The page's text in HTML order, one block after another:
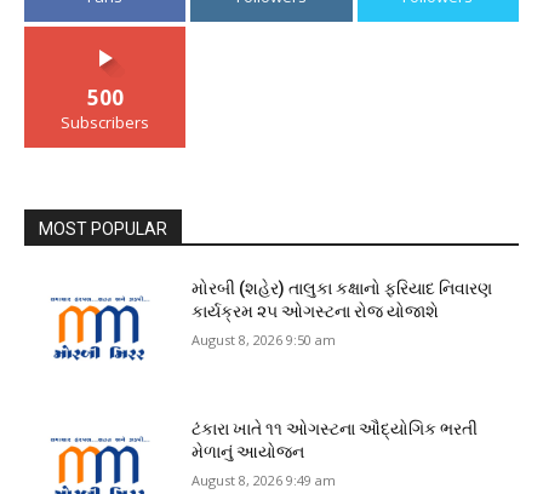
500
Subscribers
MOST POPULAR
મોરબી (શહેર) તાલુકા કક્ષાનો ફરિયાદ નિવારણ
કાર્યક્રમ ૨૫ ઓગસ્ટના રોજ યોજાશે
August 8, 2026 9:50 am
ટંકારા ખાતે ૧૧ ઓગસ્ટના ઔદ્યોગિક ભરતી
મેળાનું આયોજન
August 8, 2026 9:49 am